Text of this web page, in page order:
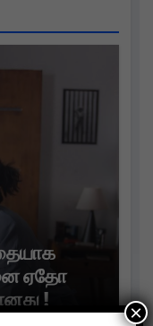
ஏதோ
!
×